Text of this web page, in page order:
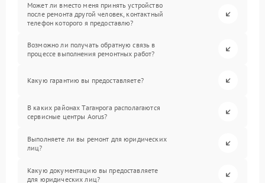
Может ли вместо меня принять устройство
после ремонта другой человек, контактный
телефон которого я предоставлю?
Возможно ли получать обратную связь в
процессе выполнения ремонтных работ?
Какую гарантию вы предоставляете?
В каких районах Таганрога располагаются
сервисные центры Aorus?
Выполняете ли вы ремонт для юридических
лиц?
Какую документацию вы предоставляете
для юридических лиц?